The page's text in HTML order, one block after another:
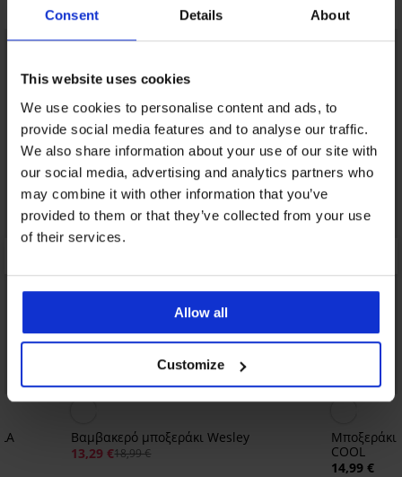
Consent Details About
This website uses cookies
We use cookies to personalise content and ads, to
provide social media features and to analyse our traffic.
We also share information about your use of our site with
our social media, advertising and analytics partners who
may combine it with other information that you’ve
provided to them or that they’ve collected from your use
of their services.
Allow all
Customize
LIMITED LIMITED
Βαμβακερό μποξεράκι Wesley
13,29 €18,99 €
Μποξεράκι
COOL
14,99 €